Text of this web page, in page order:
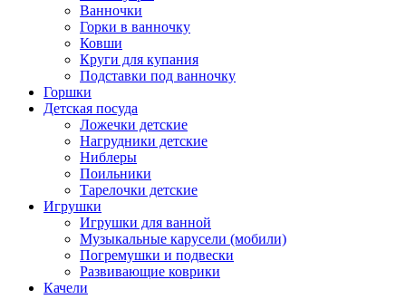
Ванночки
Горки в ванночку
Ковши
Круги для купания
Подставки под ванночку
Горшки
Детская посуда
Ложечки детские
Нагрудники детские
Ниблеры
Поильники
Тарелочки детские
Игрушки
Игрушки для ванной
Музыкальные карусели (мобили)
Погремушки и подвески
Развивающие коврики
Качели